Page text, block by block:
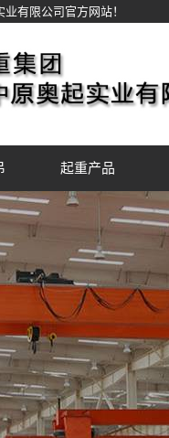
有限公司官方网站！
起重产品